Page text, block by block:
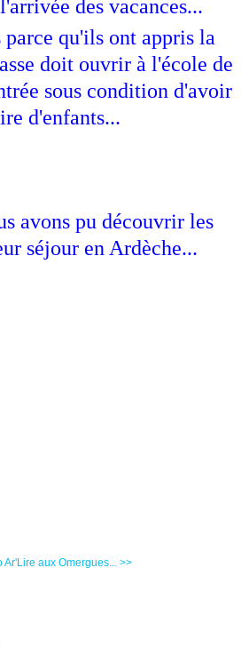
des vacances...
parce qu'ils ont appris la
doit ouvrir à l'école de
sous condition d'avoir
d'enfants...
avons pu découvrir les
séjour en Ardèche...
Ar'Lire aux Omergues... >>